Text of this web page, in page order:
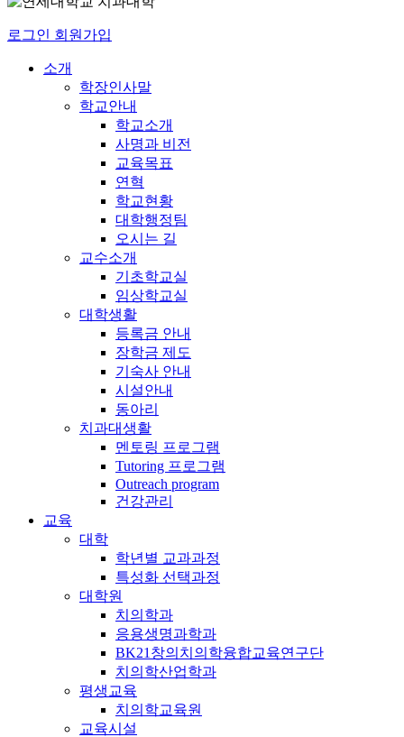
로그인 회원가입
소개
학장인사말
학교안내
학교소개
사명과 비전
교육목표
연혁
학교현황
대학행정팀
오시는 길
교수소개
기초학교실
임상학교실
대학생활
등록금 안내
장학금 제도
기숙사 안내
시설안내
동아리
치과대생활
멘토링 프로그램
Tutoring 프로그램
Outreach program
건강관리
교육
대학
학년별 교과과정
특성화 선택과정
대학원
치의학과
응용생명과학과
BK21창의치의학융합교육연구단
치의학산업학과
평생교육
치의학교육원
교육시설